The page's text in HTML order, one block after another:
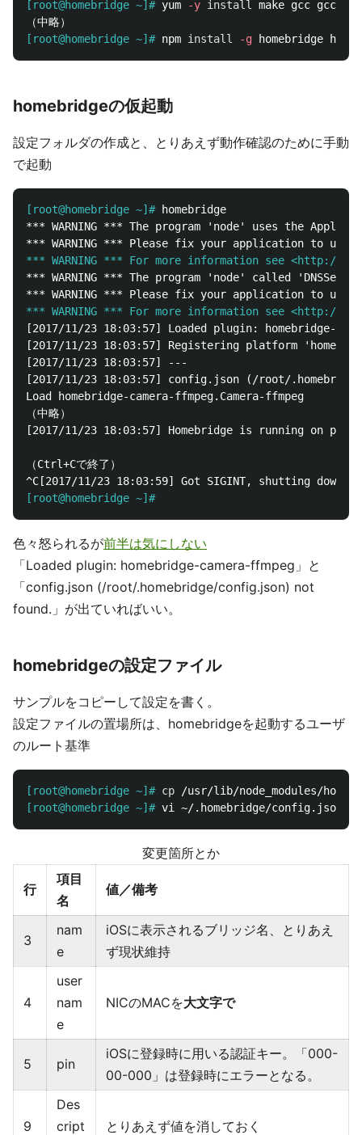
[root@homebridge ~]# yum -y install
[root@homebridge ~]# npm install -g
homebridgeの仮起動
設定フォルダの作成と、とりあえず動作確認のために手動
で起動
[root@homebridge ~]#
*** WARNING *** The program 'node' uses the
*** WARNING *** For more information see <http://
*** WARNING *** The program 'node' called
*** WARNING *** For more information see <http://
[2017/11/23 18:03:57] Loaded plugin: homebridge-
[2017/11/23 18:03:57] Registering platform
[2017/11/23 18:03:57] ---
[2017/11/23 18:03:57] config.json (/root/
Load homebridge-camera-ffmpeg.Camera-ffmpeg
（中略）
[2017/11/23 18:03:57] Homebridge is running on port
（Ctrl+Cで終了）
[root@homebridge ~]#
色々怒られるが前半は気にしない
「Loaded plugin: homebridge-camera-ffmpeg」と
「config.json (/root/.homebridge/config.json) not
found.」が出ていればいい。
homebridgeの設定ファイル
サンプルをコピーして設定を書く。
設定ファイルの置場所は、homebridgeを起動するユーザ
のルート基準
[root@homebridge ~]# cp
[root@homebridge ~]#
変更箇所とか
行
項目
名
値／備考
3
nam
e
iOSに表示されるブリッジ名、とりあえ
ず現状維持
4
user
nam
e
NICのMACを大文字で
5 pin
iOSに登録時に用いる認証キー。「000-
00-000」は登録時にエラーとなる。
9
Des
cript
とりあえず値を消しておく